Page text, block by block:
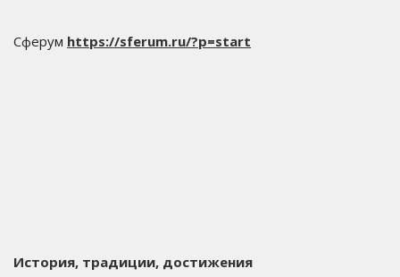
Сферум https://sferum.ru/?p=start
История, традиции, достижения